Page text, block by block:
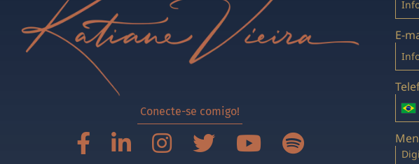
Conecte-se comigo!
E-